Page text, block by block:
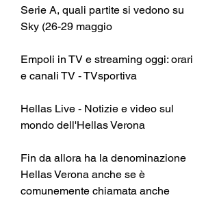
Serie A, quali partite si vedono su
Sky (26-29 maggio
Empoli in TV e streaming oggi: orari
e canali TV - TVsportiva
Hellas Live - Notizie e video sul
mondo dell'Hellas Verona
Fin da allora ha la denominazione
Hellas Verona anche se è
comunemente chiamata anche